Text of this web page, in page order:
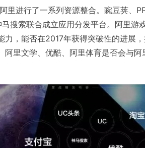
里进行了一系列资源整合。豌豆荚、
搜索联合成立应用分发平台。阿里游
力，能否在2017年获得突破性的进展
阿里文学、优酷、阿里体育是否会与